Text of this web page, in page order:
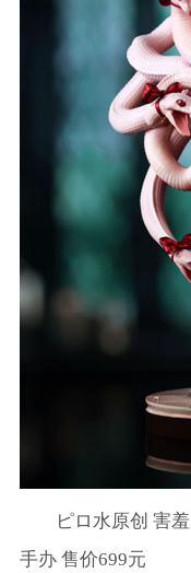
ピロ水原创 害
手办 售价699元